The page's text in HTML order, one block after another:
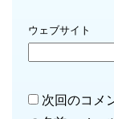
ウェブサイト
次回のコメ